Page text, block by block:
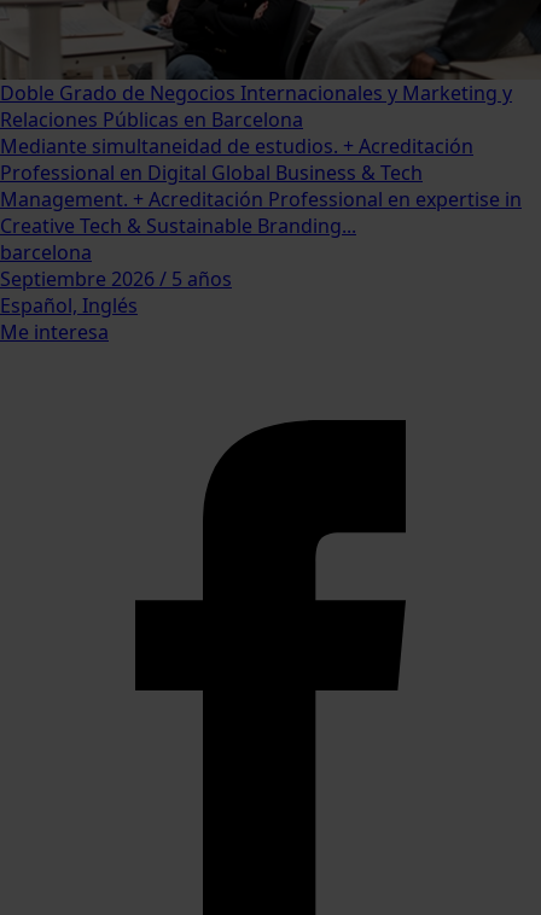
Doble Grado de Negocios Internacionales y Marketing y
Relaciones Públicas en Barcelona
Mediante simultaneidad de estudios. + Acreditación
Professional en Digital Global Business & Tech
Management. + Acreditación Professional en expertise in
Creative Tech & Sustainable Branding...
barcelona
Septiembre 2026 / 5 años
Español, Inglés
Me interesa